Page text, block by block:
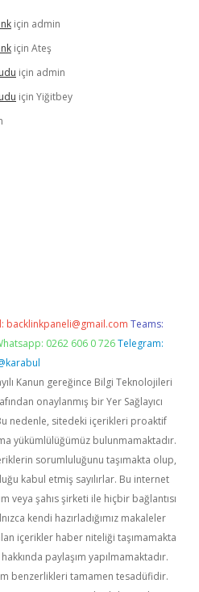
için admin
için Ateş
için admin
için Yiğitbey
backlinkpaneli@gmail.com Teams:
0262 606 0 726 Telegram:
Kanun gereğince Bilgi Teknolojileri
onaylanmış bir Yer Sağlayıcı
nedenle, sitedeki içerikleri proaktif
yükümlülüğümüz bulunmamaktadır.
sorumluluğunu taşımakta olup,
kabul etmiş sayılırlar. Bu internet
veya şahıs şirketi ile hiçbir bağlantısı
kendi hazırladığımız makaleler
içerikler haber niteliği taşımamakta
paylaşım yapılmamaktadır.
benzerlikleri tamamen tesadüfidir.